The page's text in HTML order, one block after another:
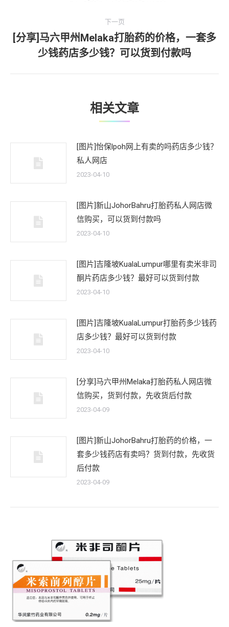
下一页
下
一
文
[分享]马六甲州Melaka打胎药的价格，一套多
少钱药店多少钱？可以货到付款吗
相关文章
[图片]怡保lpoh网上有卖的吗药店多少钱？
私人网店
2023-04-10
[图片]新山JohorBahru打胎药私人网店微
信购买，可以货到付款吗
2023-04-10
[图片]吉隆坡KualaLumpur哪里有卖米非司
酮片药店多少钱？最好可以货到付款
2023-04-10
[图片]吉隆坡KualaLumpur打胎药多少钱药
店多少钱？最好可以货到付款
2023-04-10
[分享]马六甲州Melaka打胎药私人网店微
信购买，货到付款，先收货后付款
2023-04-09
[图片]新山JohorBahru打胎药的价格，一
套多少钱药店有卖吗？货到付款，先收货
后付款
2023-04-09